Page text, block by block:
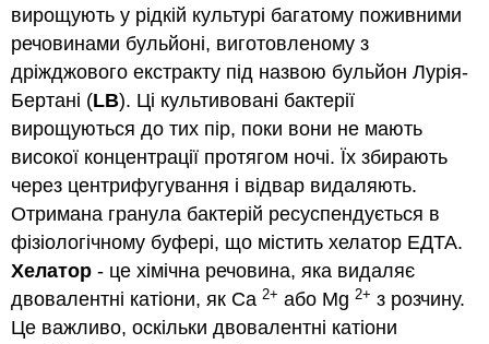
лужного
лізису
Ідентифікація
плазмідної
Вправа
2:
Обмеження
травлення
ідентифікації
плазмід
Додаткові
ресурси
вирощують у рідкій культурі багатому поживними
речовинами бульйоні, виготовленому з
дріжджового екстракту під назвою бульйон Лурія-
Бертані (LB). Ці культивовані бактерії
вирощуються до тих пір, поки вони не мають
високої концентрації протягом ночі. Їх збирають
через центрифугування і відвар видаляють.
Отримана гранула бактерій ресуспендується в
фізіологічному буфері, що містить хелатор ЕДТА.
Хелатор - це хімічна речовина, яка видаляє
двовалентні катіони, як Ca2+ або Mg2+ з розчину.
Це важливо, оскільки двовалентні катіони